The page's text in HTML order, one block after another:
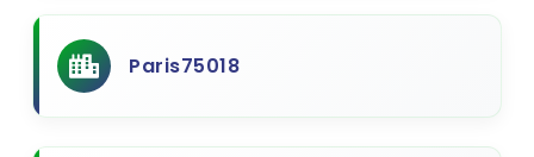
Paris75018